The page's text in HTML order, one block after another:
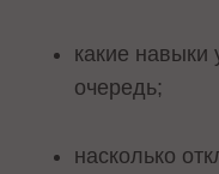
какие навыки
очередь;
насколько